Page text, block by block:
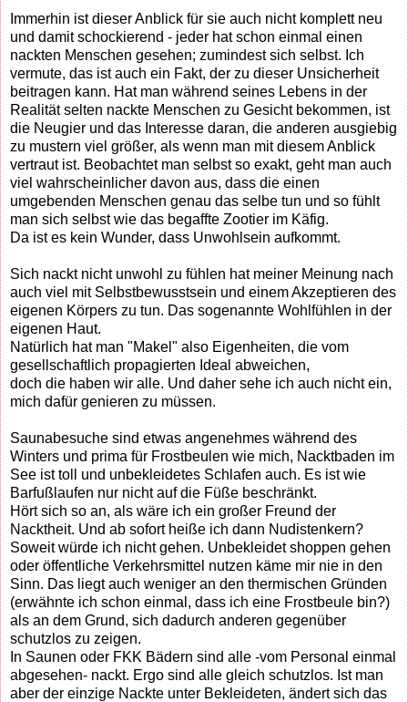
Immerhin ist dieser Anblick für sie auch nicht komplett neu
und damit schockierend - jeder hat schon einmal einen
nackten Menschen gesehen; zumindest sich selbst. Ich
vermute, das ist auch ein Fakt, der zu dieser Unsicherheit
beitragen kann. Hat man während seines Lebens in der
Realität selten nackte Menschen zu Gesicht bekommen, ist
die Neugier und das Interesse daran, die anderen ausgiebig
zu mustern viel größer, als wenn man mit diesem Anblick
vertraut ist. Beobachtet man selbst so exakt, geht man auch
viel wahrscheinlicher davon aus, dass die einen
umgebenden Menschen genau das selbe tun und so fühlt
man sich selbst wie das begaffte Zootier im Käfig.
Da ist es kein Wunder, dass Unwohlsein aufkommt.
Sich nackt nicht unwohl zu fühlen hat meiner Meinung nach
auch viel mit Selbstbewusstsein und einem Akzeptieren des
eigenen Körpers zu tun. Das sogenannte Wohlfühlen in der
eigenen Haut.
Natürlich hat man "Makel" also Eigenheiten, die vom
gesellschaftlich propagierten Ideal abweichen,
doch die haben wir alle. Und daher sehe ich auch nicht ein,
mich dafür genieren zu müssen.
Saunabesuche sind etwas angenehmes während des
Winters und prima für Frostbeulen wie mich, Nacktbaden im
See ist toll und unbekleidetes Schlafen auch. Es ist wie
Barfußlaufen nur nicht auf die Füße beschränkt.
Hört sich so an, als wäre ich ein großer Freund der
Nacktheit. Und ab sofort heiße ich dann Nudistenkern?
Soweit würde ich nicht gehen. Unbekleidet shoppen gehen
oder öffentliche Verkehrsmittel nutzen käme mir nie in den
Sinn. Das liegt auch weniger an den thermischen Gründen
(erwähnte ich schon einmal, dass ich eine Frostbeule bin?)
als an dem Grund, sich dadurch anderen gegenüber
schutzlos zu zeigen.
In Saunen oder FKK Bädern sind alle -vom Personal einmal
abgesehen- nackt. Ergo sind alle gleich schutzlos. Ist man
aber der einzige Nackte unter Bekleideten, ändert sich das